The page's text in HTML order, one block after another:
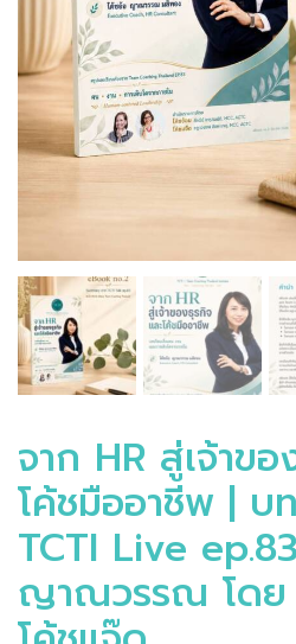
จาก HR สู่เจ้าข
โค้ชมืออาชีพ | บ
TCTI Live
ญาณวรรณ โดย